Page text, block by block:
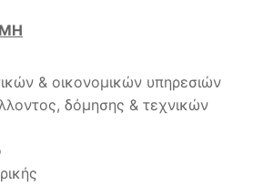
& οικονομικών υπηρεσιών
δόμησης & τεχνικών